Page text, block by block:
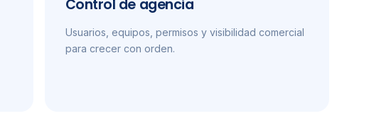
Control de agencia
Usuarios, equipos, permisos y visibilidad comercial
para crecer con orden.